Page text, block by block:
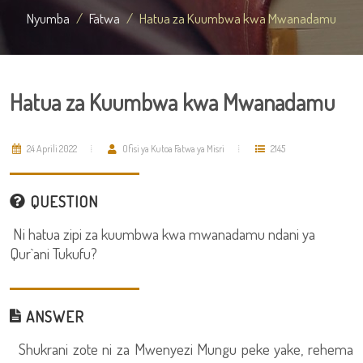
Nyumba Fatwa Hatua za Kuumbwa kwa Mwanadamu
Hatua za Kuumbwa kwa Mwanadamu
24 Aprili 2022 Ofisi ya Kutoa Fatwa ya Misri 2145
QUESTION
Ni hatua zipi za kuumbwa kwa mwanadamu ndani ya
Qur`ani Tukufu?
ANSWER
Shukrani zote ni za Mwenyezi Mungu peke yake, rehema